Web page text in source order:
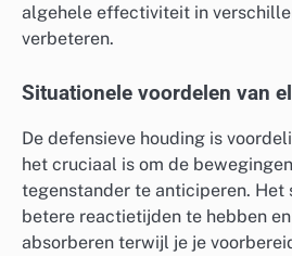
algehele effectiviteit in
verbeteren.
Situationele voordelen van
De defensieve houding is
het cruciaal is om de
tegenstander te anticiperen. Het
betere reactietijden te hebben
absorberen terwijl je je